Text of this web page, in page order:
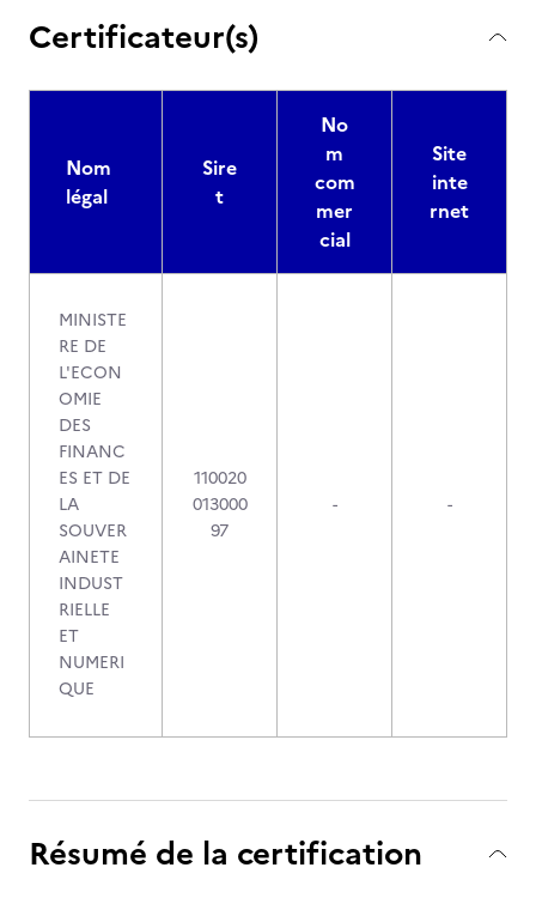
Certificateur(s)
Nom
légal
Sire
t
No
m
com
mer
cial
Site
inte
rnet
MINISTE
RE DE
L'ECON
OMIE
DES
FINANC
ES ET DE
LA
SOUVER
AINETE
INDUST
RIELLE
ET
NUMERI
QUE
110020
013000
97
- -
Résumé de la certification